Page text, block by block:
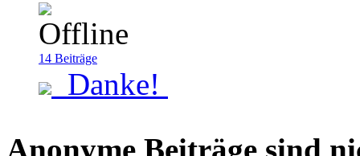
14 Beiträge
Danke!